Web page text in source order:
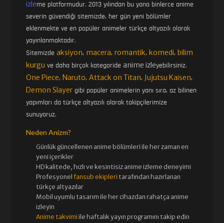
izleme platformudur. 2013 yılından bu yana binlerce anime
severin güvendiği sitemizde, her gün yeni bölümler
eklenmekte ve en popüler animeler türkçe altyazılı olarak
yayınlanmaktadır.
Sitemizdeaksiyon, macera,romantik, komedi, bilim
kurgu ve daha birçok kategoride anime izleyebilirsiniz.
One Piece, Naruto,Attack on Titan, Jujutsu Kaisen,
Demon Slayer gibi popüler animelerin yanı sıra, az bilinen
yapımları da türkçe altyazılı olarak takipçilerimize
sunuyoruz.
Neden Anizm?
Günlük güncellenen anime bölümleri ile her zaman en
yeni içerikler
HD kalitede, hızlı ve kesintisiz anime izleme deneyimi
Profesyonelfansub ekipleri tarafından hazırlanan
türkçe altyazılar
Mobil uyumlu tasarım ile her cihazdan rahatça anime
izleyin
Anime takvimi ile haftalık yayın programını takip edin